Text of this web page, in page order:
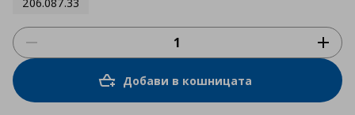
206.087.33
Добави в кошницата